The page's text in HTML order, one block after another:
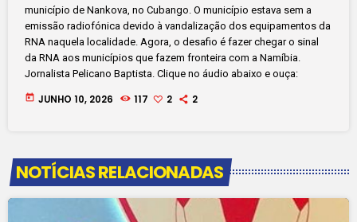
município de Nankova, no Cubango. O município estava sem a
emissão radiofónica devido à vandalização dos equipamentos da
RNA naquela localidade. Agora, o desafio é fazer chegar o sinal
da RNA aos municípios que fazem fronteira com a Namíbia.
Jornalista Pelicano Baptista. Clique no áudio abaixo e ouça:
today JUNHO 10, 2026 117 2 2
NOTÍCIAS RELACIONADAS